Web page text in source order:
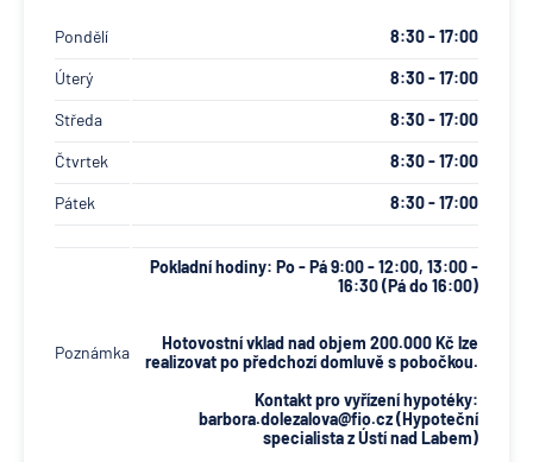
Pondělí 8:30 - 17:00
Úterý 8:30 - 17:00
Středa 8:30 - 17:00
Čtvrtek 8:30 - 17:00
Pátek 8:30 - 17:00
Poznámka
Pokladní hodiny: Po - Pá 9:00 - 12:00, 13:00 -
16:30 (Pá do 16:00)
Hotovostní vklad nad objem 200.000 Kč lze
realizovat po předchozí domluvě s pobočkou.
Kontakt pro vyřízení hypotéky:
barbora.dolezalova@fio.cz (Hypoteční
specialista z Ústí nad Labem)